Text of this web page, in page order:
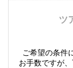
ツ
ご希望の条件
お手数ですが